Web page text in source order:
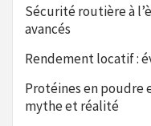
Sécurité routière à
avancés
Rendement locatif :
Protéines en poudre
mythe et réalité